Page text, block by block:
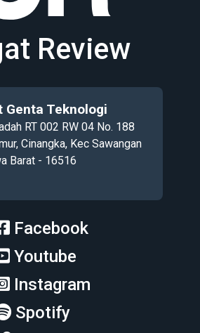
Review
Genta Teknologi
RT 002 RW 04 No. 188
Cinangka, Kec Sawangan
Barat - 16516
Facebook
Youtube
Instagram
Spotify